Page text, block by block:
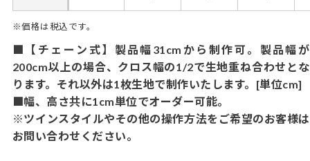
※価格は税込です。
■【チェーン式】製品幅31cmから制作可。製品幅が
200cm以上の場合、クロス幅の1/2で生地重ね合わせとな
ります。それ以外は1枚生地で制作いたします。[単位cm]
■幅、高さ共に1cm単位でオーダー可能。
※ツインスタイルやその他の操作方法をご希望のお客様は
お問い合わせください。